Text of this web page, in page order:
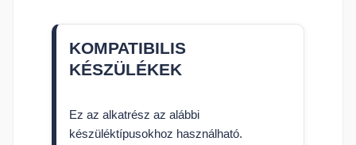
KOMPATIBILIS
KÉSZÜLÉKEK
Ez az alkatrész az alábbi
készüléktípusokhoz használható.